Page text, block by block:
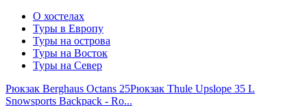
О хостелах
Туры в Европу
Туры на острова
Туры на Восток
Туры на Север
Рюкзак Berghaus Octans 25Рюкзак Thule Upslope 35 L
Snowsports Backpack - Ro...